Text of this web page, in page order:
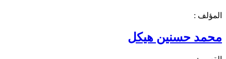
المؤلف :
محمد حسنين هيكل